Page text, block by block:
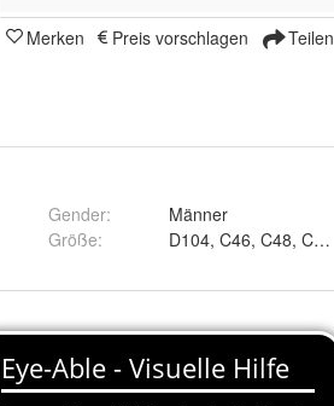
Merken Preis vorschlagen Teilen
Gender:
Männer
Größe: